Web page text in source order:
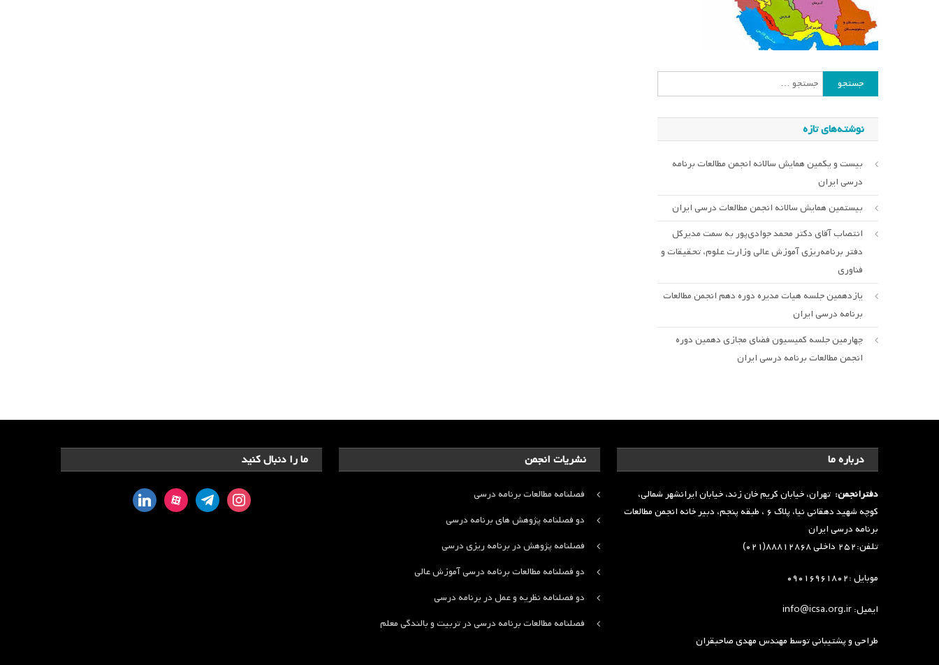
جستجو
برای:
نوشته‌های تازه
بیست و یکمین همایش سالانه انجمن مطالعات برنامه
درسی ایران
بیستمین همایش سالانه انجمن مطالعات درسی ایران
انتصاب آقای دکتر محمد جوادی‌پور به سمت مدیرکل
دفتر برنامه‌ریزی آموزش عالی وزارت علوم، تحقیقات و
فناوری
یازدهمین جلسه هیات مدیره دوره دهم انجمن مطالعات
برنامه درسی ایران
چهارمین جلسه کمیسیون فضای مجازی دهمین دوره
انجمن مطالعات برنامه درسی ایران
ما را دنبال کنید
instagram
telegram
aparat
linkedin
نشریات انجمن
فصلنامه مطالعات برنامه درسی
دو فصلنامه پژوهش های برنامه درسی
فصلنامه پژوهش در برنامه ریزی درسی
دو فصلنامه مطالعات برنامه درسی آموزش عالی
دو فصلنامه نظریه و عمل در برنامه درسی
فصلنامه مطالعات برنامه درسی در تربیت و بالندگی معلم
درباره ما
دفترانجمن: تهران، خیابان کریم خان زند، خیابان ایرانشهر شمالی،
کوچه شهید دهقانی نیا، پلاک ۶ ، طبقه پنجم، دبیر خانه انجمن مطالعات
برنامه درسی ایران
تلفن:۲۵۲ داخلی ۸۸۸۱۲۸۶۸(۰۲۱)
موبایل :۰۹۰۱۶۹۶۱۸۰۲
ایمیل: info@icsa.org.ir
طراحی و پشتیبانی توسطمهندس مهدی صاحبقران